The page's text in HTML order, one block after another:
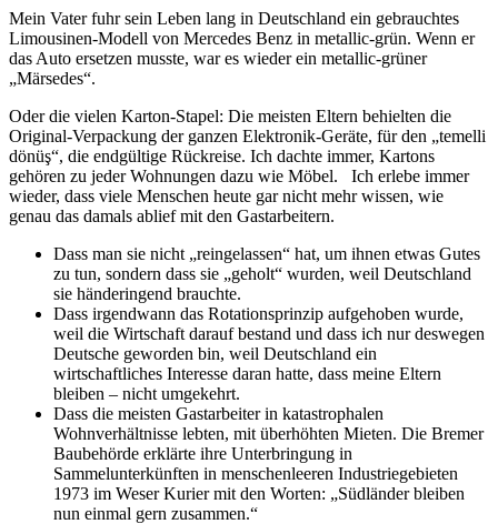
Mein Vater fuhr sein Leben lang in Deutschland ein gebrauchtes
Limousinen-Modell von Mercedes Benz in metallic-grün. Wenn er
das Auto ersetzen musste, war es wieder ein metallic-grüner
„Märsedes“.
Oder die vielen Karton-Stapel: Die meisten Eltern behielten die
Original-Verpackung der ganzen Elektronik-Geräte, für den „temelli
dönüş“, die endgültige Rückreise. Ich dachte immer, Kartons
gehören zu jeder Wohnungen dazu wie Möbel. Ich erlebe immer
wieder, dass viele Menschen heute gar nicht mehr wissen, wie
genau das damals ablief mit den Gastarbeitern.
Dass man sie nicht „reingelassen“ hat, um ihnen etwas Gutes
zu tun, sondern dass sie „geholt“ wurden, weil Deutschland
sie händeringend brauchte.
Dass irgendwann das Rotationsprinzip aufgehoben wurde,
weil die Wirtschaft darauf bestand und dass ich nur deswegen
Deutsche geworden bin, weil Deutschland ein
wirtschaftliches Interesse daran hatte, dass meine Eltern
bleiben – nicht umgekehrt.
Dass die meisten Gastarbeiter in katastrophalen
Wohnverhältnisse lebten, mit überhöhten Mieten. Die Bremer
Baubehörde erklärte ihre Unterbringung in
Sammelunterkünften in menschenleeren Industriegebieten
1973 im Weser Kurier mit den Worten: „Südländer bleiben
nun einmal gern zusammen.“